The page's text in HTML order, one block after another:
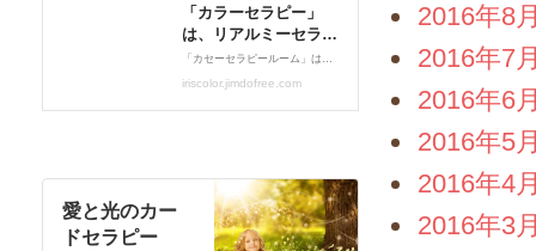
2016年8
2016年7
2016年6
2016年5
2016年4
2016年3
愛と光のカー
ドセラピー